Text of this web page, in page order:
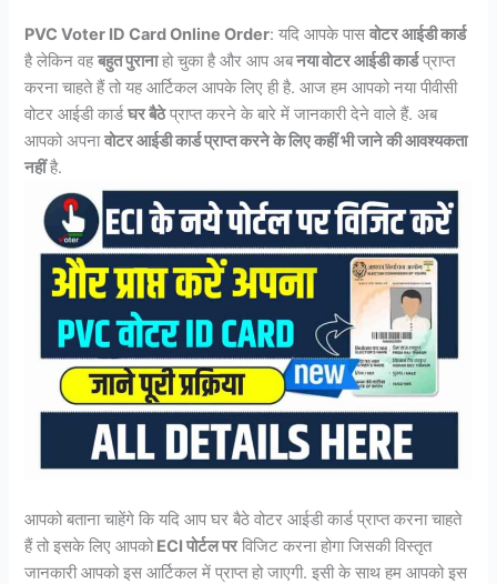
PVC Voter ID Card Online Order: यदि आपके पासवोटर आईडी कार्ड
है लेकिन वहबहुत पुरानाहो चुका है और आप अबनया वोटर आईडी कार्डप्राप्त
करना चाहते हैं तो यह आर्टिकल आपके लिए ही है. आज हम आपको नया पीवीसी
वोटर आईडी कार्डघर बैठेप्राप्त करने के बारे में जानकारी देने वाले हैं. अब
आपको अपनावोटर आईडी कार्ड प्राप्त करने के लिए कहीं भी जाने की आवश्यकता
नहींहै.
आपको बताना चाहेंगे कि यदि आप घर बैठे वोटर आईडी कार्ड प्राप्त करना चाहते
हैं तो इसके लिए आपकोECI पोर्टल परविजिट करना होगा जिसकी विस्तृत
जानकारी आपको इस आर्टिकल में प्राप्त हो जाएगी. इसी के साथ हम आपको इस